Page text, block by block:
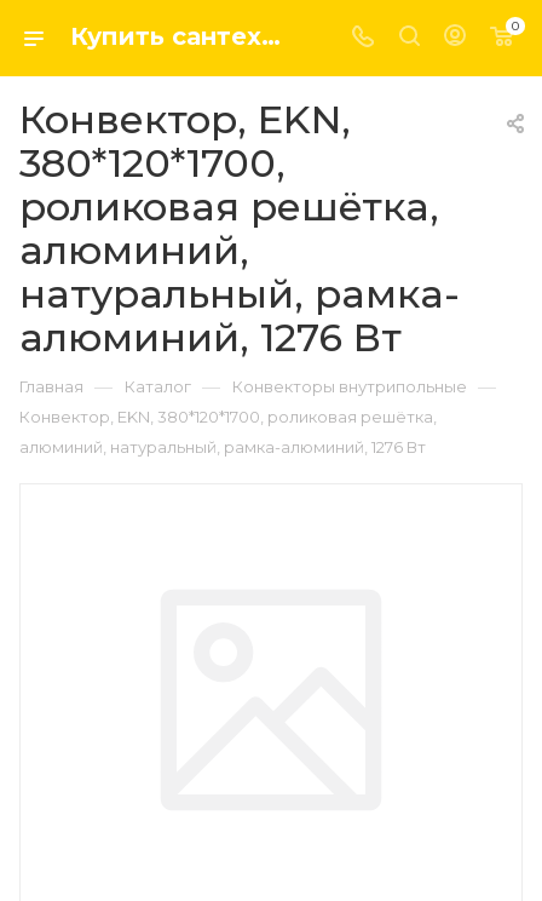
Купить сантехнику, системы отопление и водоснабжения оптом и в розницу в интернет-магазине elsen-opt.ru 0
Конвектор, EKN,
380*120*1700,
роликовая решётка,
алюминий,
натуральный, рамка-
алюминий, 1276 Вт
Главная — Каталог — Конвекторы внутрипольные —
Конвектор, EKN, 380*120*1700, роликовая решётка,
алюминий, натуральный, рамка-алюминий, 1276 Вт